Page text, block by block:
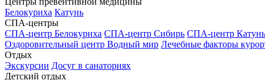
Белокуриха Катунь
СПА-центры
СПА-центр Белокуриха СПА-центр Сибирь СПА-центр Катунь
Оздоровительный центр Водный мир Лечебные факторы
Отдых
Экскурсии Досуг в санаториях
Детский отдых